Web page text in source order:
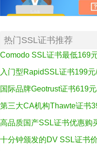
热门SSL证书推荐
Comodo SSL证书最低169
入门型RapidSSL证书199元
国际品牌Geotrust证书619
第三大CA机构Thawte证书
高品质国产SSL证书优惠购
十分钟颁发的DV SSL证书